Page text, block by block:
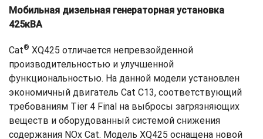
Мобильная дизельная генераторная установка
425кВА
Cat® XQ425 отличается непревзойденной
производительностью и улучшенной
функциональностью. На данной модели установлен
экономичный двигатель Cat C13, соответствующий
требованиям Tier 4 Final на выбросы загрязняющих
веществ и оборудованный системой снижения
содержания NOx Cat. Модель XQ425 оснащена новой